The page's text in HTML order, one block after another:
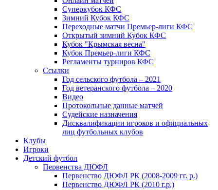
Суперкубок КФС
Зимний Кубок КФС
Переходные матчи Премьер-лиги КФС
Открытый зимний Кубок КФС
Кубок "Крымская весна"
Кубок Премьер-лиги КФС
Регламенты турниров КФС
Ссылки
Год сельского футбола – 2021
Год ветеранского футбола – 2020
Видео
Протокольные данные матчей
Судейские назначения
Дисквалификации игроков и официальных
лиц футбольных клубов
Клубы
Игроки
Детский футбол
Первенства ДЮФЛ
Первенство ДЮФЛ РК (2008-2009 гг. р.)
Первенство ДЮФЛ РК (2010 г.р.)